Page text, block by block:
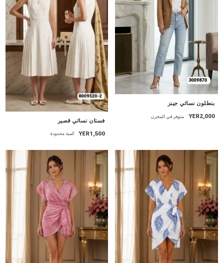
جديد
بنطلون نسائي جينز
YER2,000 متوفر في المخزن
فستان نسائي قصير
YER1,500 كمية محدودة